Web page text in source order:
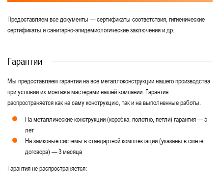
Предоставляем все документы — сертификаты соответствия, гигиенические
сертификаты и санитарно-эпидемиологические заключения и др.
Гарантии
Мы предоставляем гарантии на все металлоконструкции нашего производства
при условии их монтажа мастерами нашей компании. Гарантия
распространяется как на саму конструкцию, так и на выполненные работы.
На металлические конструкции (коробка, полотно, петли) гарантия — 5
лет
На замковые системы в стандартной комплектации (указаны в смете
договора) — 3 месяца
Гарантия не распространяется: